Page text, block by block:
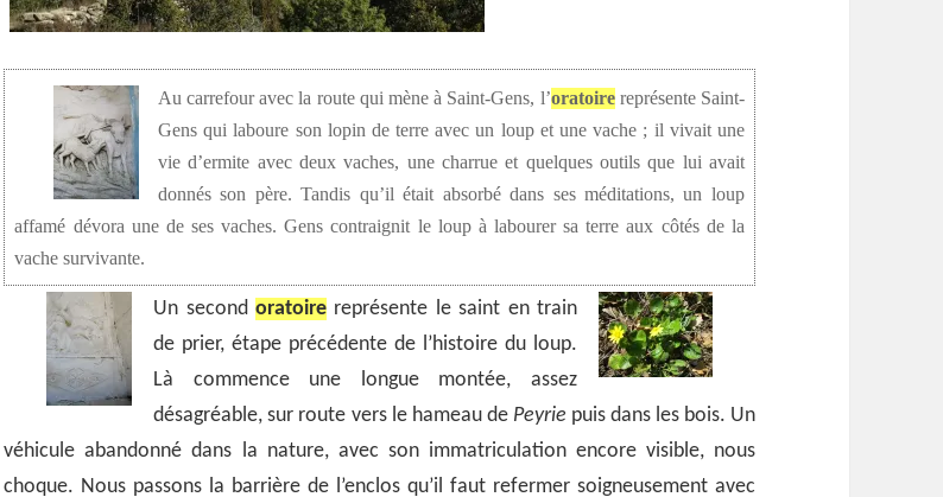
Au carrefour avec la route qui mène à Saint-Gens, l’oratoirereprésente Saint-
Gens qui laboure son lopin de terre avec un loup et une vache ; il vivait une
vie d’ermite avec deux vaches, une charrue et quelques outils que lui avait
donnés son père. Tandis qu’il était absorbé dans ses méditations, un loup
affamé dévora une de ses vaches. Gens contraignit le loup à labourer sa terre aux côtés de la
vache survivante.
Un secondoratoire représente le saint en train
de prier, étape précédente de l’histoire du loup.
Là commence une longue montée, assez
désagréable, sur route vers le hameau de Peyrie puis dans les bois. Un
véhicule abandonné dans la nature, avec son immatriculation encore visible, nous
choque. Nous passons la barrière de l’enclos qu’il faut refermer soigneusement avec